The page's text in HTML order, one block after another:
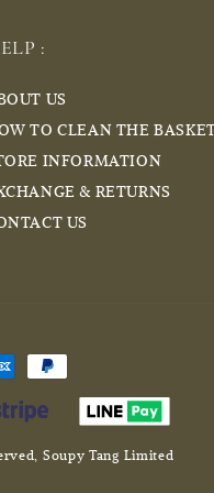
:
US
TO CLEAN THE
INFORMATION
& RETURNS
US
Soupy Tang Limited